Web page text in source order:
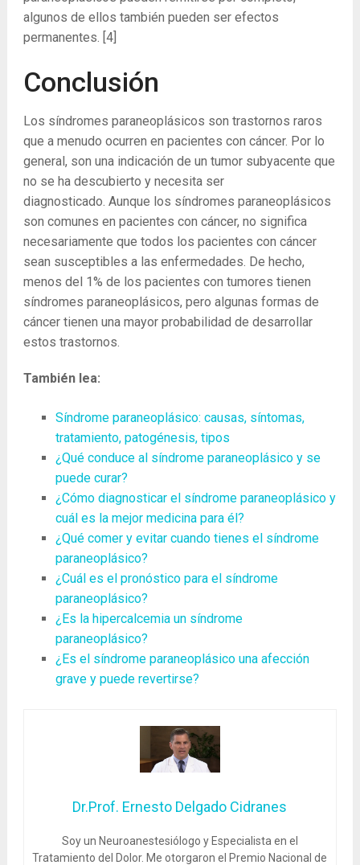
algunos de ellos también pueden ser efectos
permanentes. [4]
Conclusión
Los síndromes paraneoplásicos son trastornos raros
que a menudo ocurren en pacientes con cáncer. Por lo
general, son una indicación de un tumor subyacente que
no se ha descubierto y necesita ser
diagnosticado. Aunque los síndromes paraneoplásicos
son comunes en pacientes con cáncer, no significa
necesariamente que todos los pacientes con cáncer
sean susceptibles a las enfermedades. De hecho,
menos del 1% de los pacientes con tumores tienen
síndromes paraneoplásicos, pero algunas formas de
cáncer tienen una mayor probabilidad de desarrollar
estos trastornos.
También lea:
Síndrome paraneoplásico: causas, síntomas,
tratamiento, patogénesis, tipos
¿Qué conduce al síndrome paraneoplásico y se
puede curar?
¿Cómo diagnosticar el síndrome paraneoplásico y
cuál es la mejor medicina para él?
¿Qué comer y evitar cuando tienes el síndrome
paraneoplásico?
¿Cuál es el pronóstico para el síndrome
paraneoplásico?
¿Es la hipercalcemia un síndrome
paraneoplásico?
¿Es el síndrome paraneoplásico una afección
grave y puede revertirse?
Dr.Prof. Ernesto Delgado Cidranes
Soy un Neuroanestesiólogo y Especialista en el
Tratamiento del Dolor. Me otorgaron el Premio Nacional de